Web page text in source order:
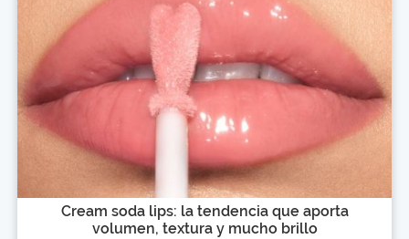
Cream soda lips: la tendencia que aporta
volumen, textura y mucho brillo